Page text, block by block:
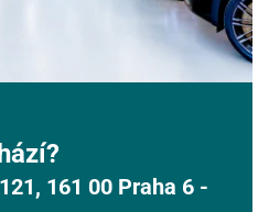
161 00 Praha 6 -